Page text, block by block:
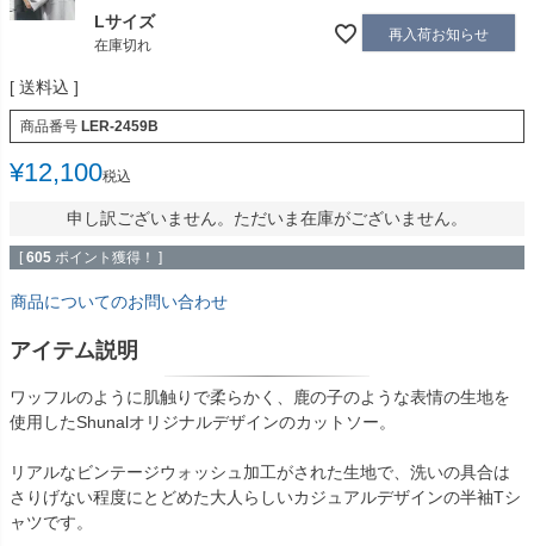
Lサイズ
在庫切れ
再入荷お知らせ
送料込
商品番号 LER-2459B
¥12,100税込
申し訳ございません。ただいま在庫がございません。
[ 605 ポイント獲得！ ]
商品についてのお問い合わせ
アイテム説明
ワッフルのように肌触りで柔らかく、鹿の子のような表情の生地を
使用したShunalオリジナルデザインのカットソー。
リアルなビンテージウォッシュ加工がされた生地で、洗いの具合は
さりげない程度にとどめた大人らしいカジュアルデザインの半袖Tシ
ャツです。